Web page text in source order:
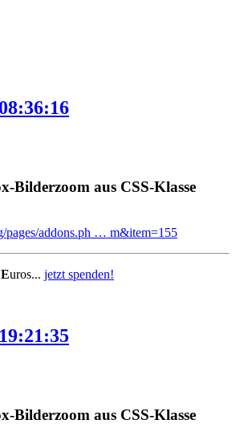
Bilderzoom aus CSS-Klasse
pages/addons.ph … m&item=155
Euros... jetzt spenden!
Bilderzoom aus CSS-Klasse